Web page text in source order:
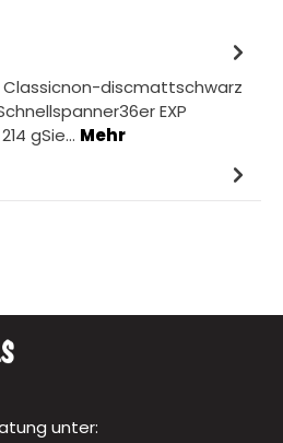
Classicnon-discmattschwarz
EXP
gSie… Mehr
unter: